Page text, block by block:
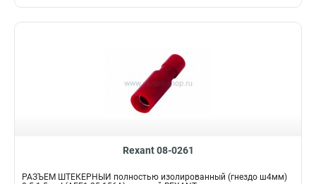
Rexant 08-0261
РАЗЪЁМ ШТЕКЕРНЫЙ полностью изолированный (гнездо ш4мм)